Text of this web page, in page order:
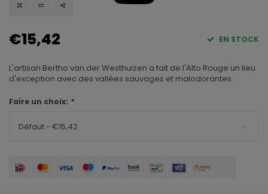
€15,42 EN STOCK
L'artisan Bertho van der Westhuizen a fait de l'Alto Rouge un lieu
d'exception avec des vallées sauvages et malodorantes.
Faire un choix: *
Défaut - €15,42